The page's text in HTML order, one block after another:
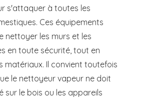
s'attaquer à toutes les
Ces équipements
nettoyer les murs et les
en toute sécurité, tout en
matériaux. Il convient toutefois
le nettoyeur vapeur ne doit
sur le bois ou les appareils